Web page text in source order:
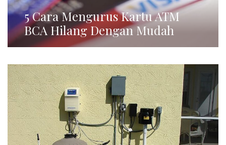
5 Cara Mengurus Kartu ATM
BCA Hilang Dengan Mudah